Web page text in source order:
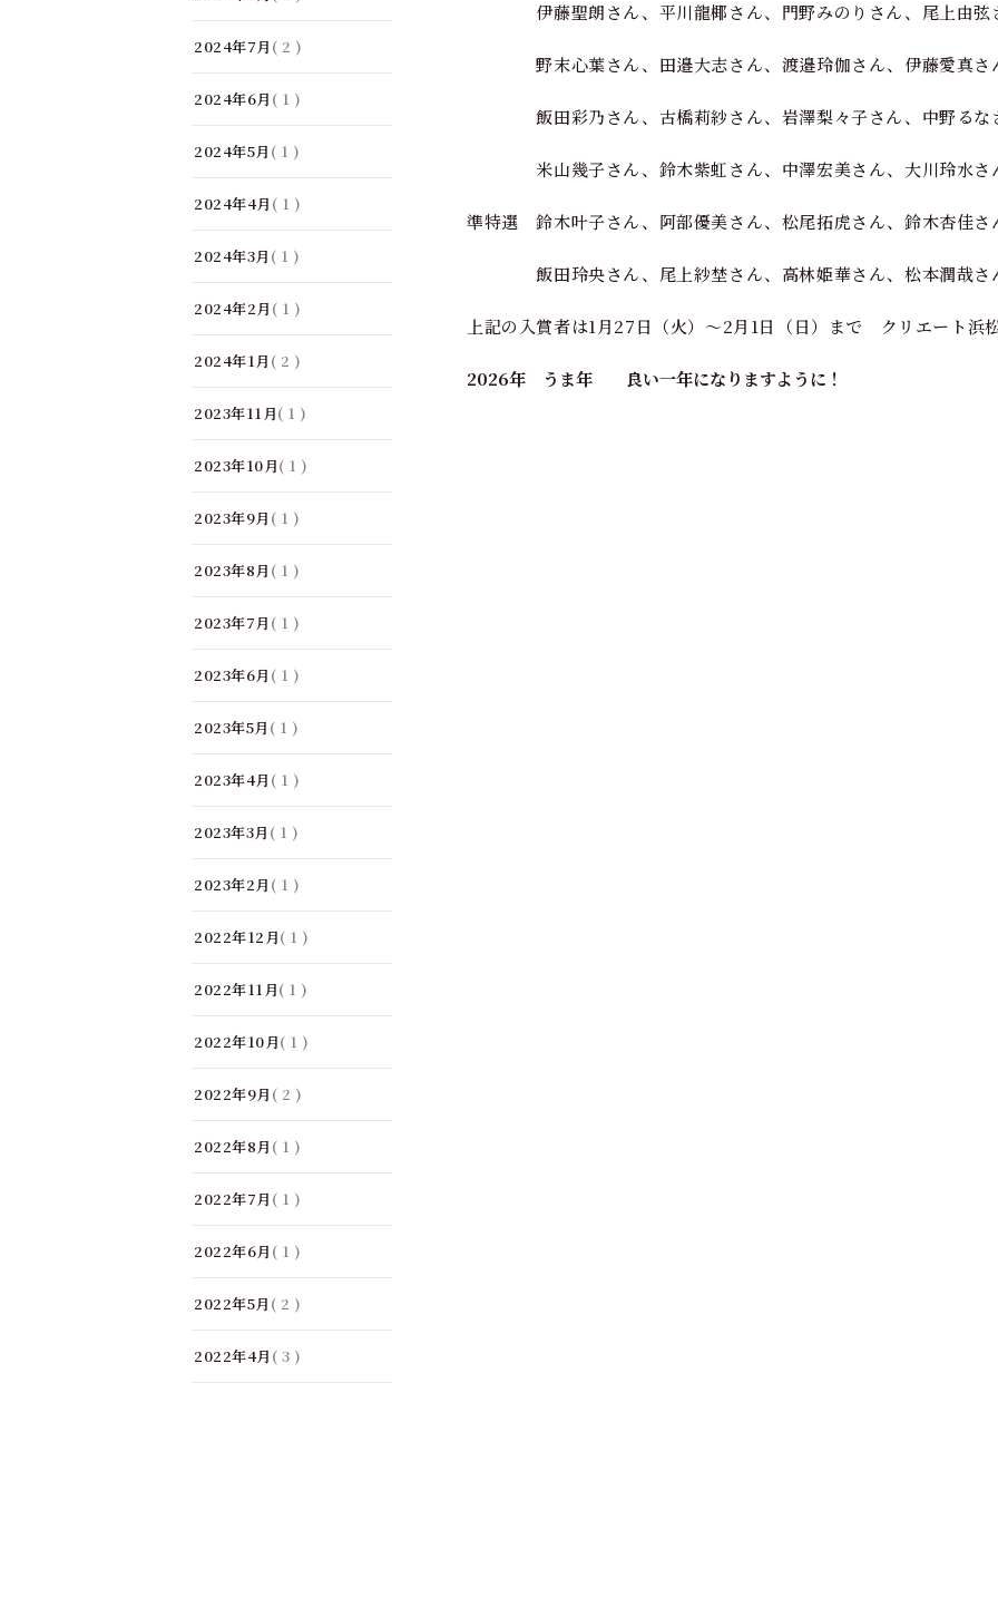
伊藤聖朗さん、平川龍椰さん、門野みのりさん、尾上由弦
野末心葉さん、田邉大志さん、渡邉玲伽さん、伊藤愛真さ
飯田彩乃さん、古橋莉紗さん、岩澤梨々子さん、中野るな
米山幾子さん、鈴木紫虹さん、中澤宏美さん、大川玲水さ
準特選 鈴木叶子さん、阿部優美さん、松尾拓虎さん、鈴木杏佳さ
飯田玲央さん、尾上紗埜さん、高林姫華さん、松本潤哉さ
上記の入賞者は1月27日（火）～2月1日（日）まで クリエート浜
2026年 うま年 良い一年になりますように！
2024年7月 ( 2 )
2024年6月 ( 1 )
2024年5月 ( 1 )
2024年4月 ( 1 )
2024年3月 ( 1 )
2024年2月 ( 1 )
2024年1月 ( 2 )
2023年11月( 1 )
2023年10月( 1 )
2023年9月 ( 1 )
2023年8月 ( 1 )
2023年7月 ( 1 )
2023年6月 ( 1 )
2023年5月 ( 1 )
2023年4月 ( 1 )
2023年3月 ( 1 )
2023年2月 ( 1 )
2022年12月( 1 )
2022年11月( 1 )
2022年10月( 1 )
2022年9月 ( 2 )
2022年8月 ( 1 )
2022年7月 ( 1 )
2022年6月 ( 1 )
2022年5月 ( 2 )
2022年4月 ( 3 )